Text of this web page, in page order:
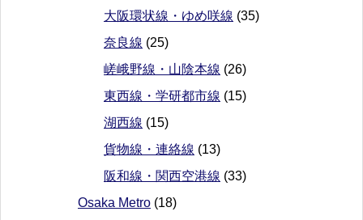
大阪環状線・ゆめ咲線 (35)
奈良線 (25)
嵯峨野線・山陰本線 (26)
東西線・学研都市線 (15)
湖西線 (15)
貨物線・連絡線 (13)
阪和線・関西空港線 (33)
Osaka Metro (18)